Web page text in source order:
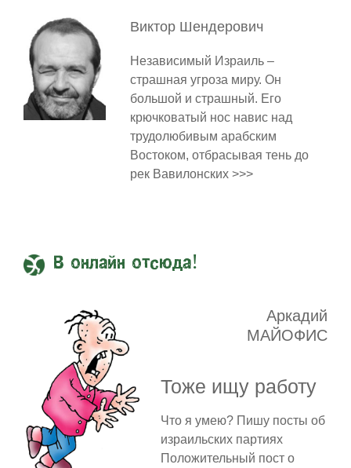
Виктор Шендерович
Независимый Израиль –
страшная угроза миру. Он
большой и страшный. Его
крючковатый нос навис над
трудолюбивым арабским
Востоком, отбрасывая тень до
рек Вавилонских >>>
В онлайн отсюда!
Аркадий
МАЙОФИС
Тоже ищу работу
Что я умею? Пишу посты об
израильских партиях
Положительный пост о